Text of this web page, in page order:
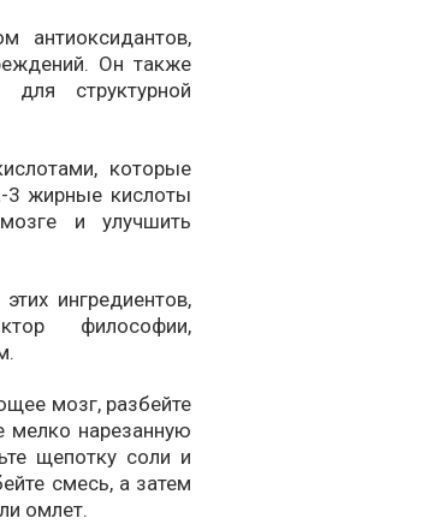
антиоксидантов,
Он также
структурной
которые
3 жирные кислоты
и улучшить
ингредиентов,
философии,
мозг, разбейте
мелко нарезанную
щепотку соли и
смесь, а затем
омлет.